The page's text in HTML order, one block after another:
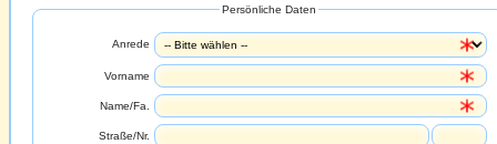
Persönliche Daten
Anrede
Vorname
Name/Fa.
Straße/Nr.